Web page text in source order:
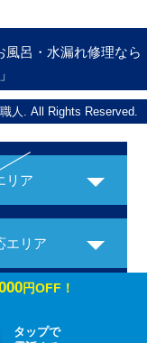
呂・水漏れ修理なら
人. All Rights Reserved.
リア
エリア
ア
円OFF！
タップで